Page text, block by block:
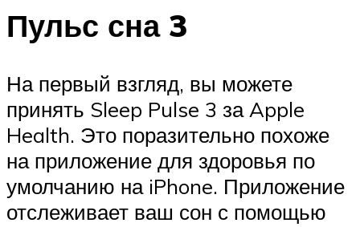
Пульс сна 3
На первый взгляд, вы можете
принять Sleep Pulse 3 за Apple
Health. Это поразительно похоже
на приложение для здоровья по
умолчанию на iPhone. Приложение
отслеживает ваш сон с помощью